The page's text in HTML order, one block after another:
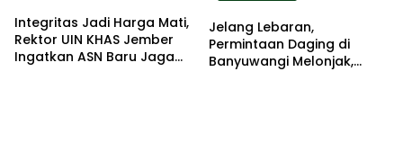
Integritas Jadi Harga Mati,
Rektor UIN KHAS Jember
Ingatkan ASN Baru Jaga
Jelang Lebaran,
Permintaan Daging di
Banyuwangi Melonjak,